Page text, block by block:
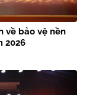
về bảo vệ nền
2026